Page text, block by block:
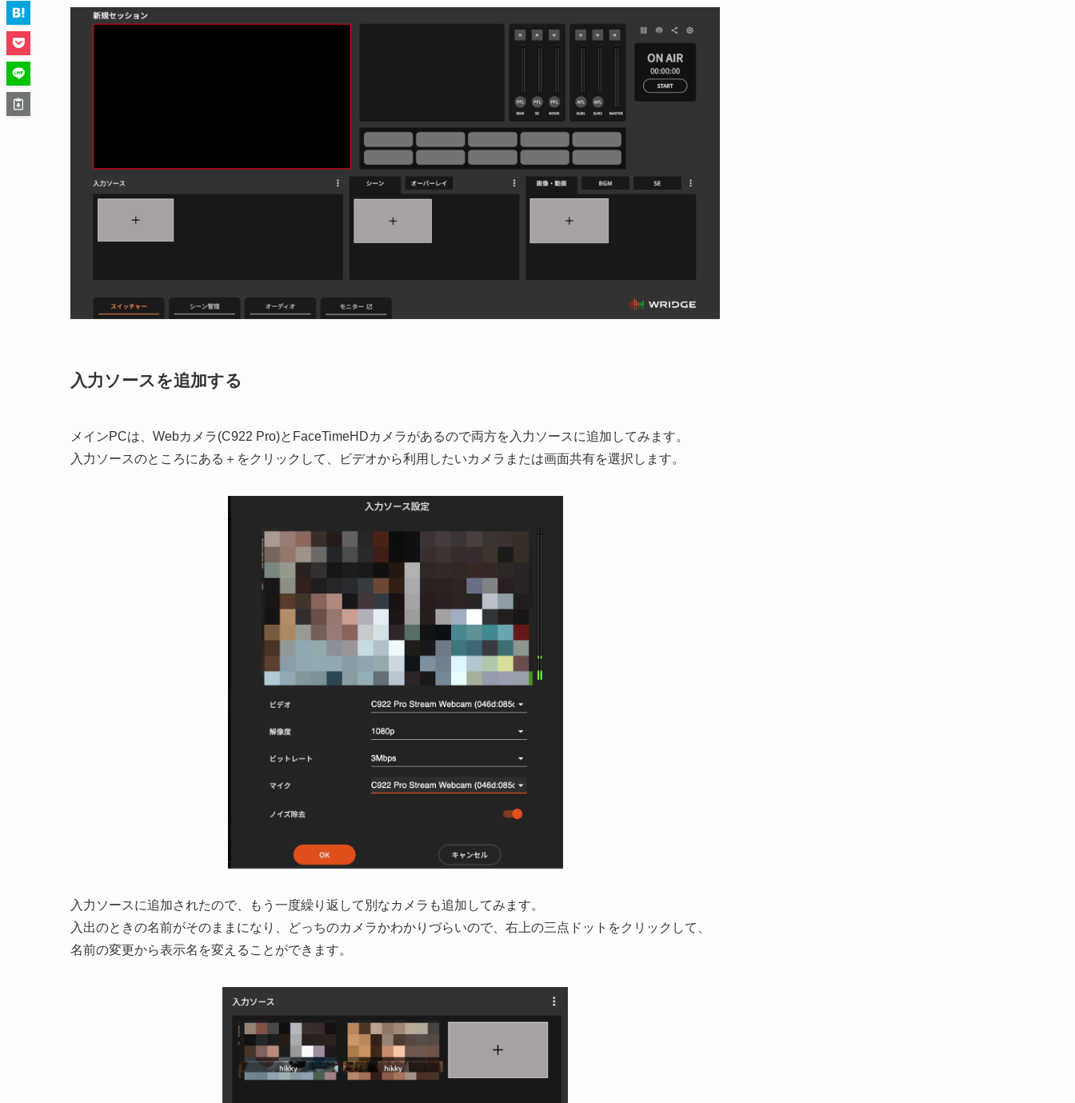
入力ソースを追加する
メインPCは、Webカメラ(C922 Pro)とFaceTimeHDカメラがあるので両方を入力ソースに追加してみます。
入力ソースのところにある＋をクリックして、ビデオから利用したいカメラまたは画面共有を選択します。
入力ソースに追加されたので、もう一度繰り返して別なカメラも追加してみます。
入出のときの名前がそのままになり、どっちのカメラかわかりづらいので、右上の三点ドットをクリックして、
名前の変更から表示名を変えることができます。